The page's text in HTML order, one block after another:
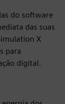
do software
das suas
X
para
digital.